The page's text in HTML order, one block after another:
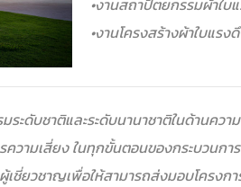
•งานสถาปัตยกรรมผ้าใบ
•งานโครงสร้างผ้าใบแรง
ะดับชาติและระดับนานาชาติในด้านคว
ามเสี่ยง ในทุกขั้นตอนของกระบวนก
ชี่ยวชาญเพื่อให้สามารถส่งมอบโครงก